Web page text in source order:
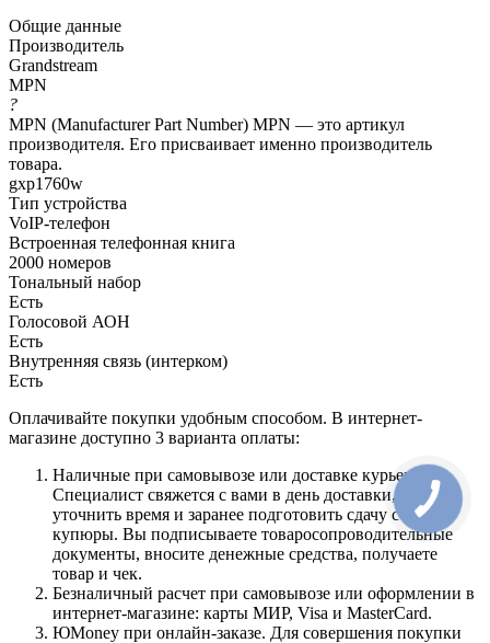
Общие данные
Производитель
Grandstream
MPN
?
MPN (Manufacturer Part Number) MPN — это артикул
производителя. Его присваивает именно производитель
товара.
gxp1760w
Тип устройства
VoIP-телефон
Встроенная телефонная книга
2000 номеров
Тональный набор
Есть
Голосовой АОН
Есть
Внутренняя связь (интерком)
Есть
Оплачивайте покупки удобным способом. В интернет-
магазине доступно 3 варианта оплаты:
Наличные при самовывозе или доставке курьером.
Специалист свяжется с вами в день доставки, чтобы
уточнить время и заранее подготовить сдачу с любой
купюры. Вы подписываете товаросопроводительные
документы, вносите денежные средства, получаете
товар и чек.
Безналичный расчет при самовывозе или оформлении в
интернет-магазине: карты МИР, Visa и MasterCard.
ЮMoney при онлайн-заказе. Для совершения покупки